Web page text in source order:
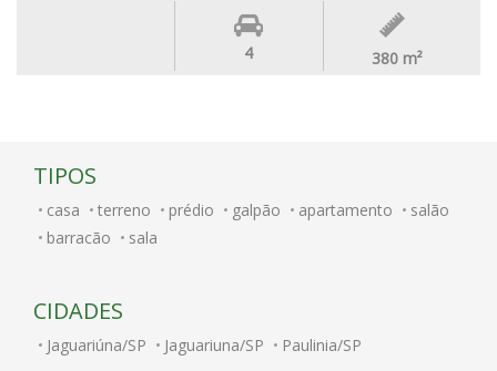
4 380 m²
TIPOS
casa terreno prédio galpão apartamento
salão
barracão
sala
CIDADES
Jaguariúna/SP Jaguariuna/SP Paulinia/SP